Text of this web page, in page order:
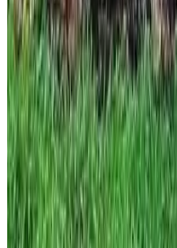
Unverbindliche Anfrage
99,5 kmvon Menetou-Salon
Sur les bords de l'Indrois –
Chemillé-sur-Indrois
Unverbindliche Anfrage
(
100 km von Menetou-Salon
Domaine de Préfontaines
Préfontaines
Unverbindliche Anfrage
(100 km von Menetou-Salon)
Le Gîte du Hérisson
Le Menoux
Unverbindliche Anfrage
103 km von Menetou-Salon)
Nächste Seite laden